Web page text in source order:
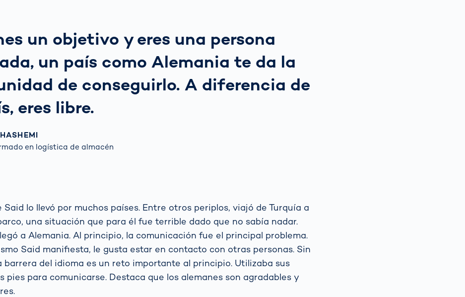
un objetivo y eres una persona
un país como Alemania te da la
de conseguirlo. A diferencia de
eres libre.
en logística de almacén
Said lo llevó por muchos países. Entre otros periplos, viajó de Turquía a
una situación que para él fue terrible dado que no sabía nadar.
a Alemania. Al principio, la comunicación fue el principal problema.
Said manifiesta, le gusta estar en contacto con otras personas. Sin
barrera del idioma es un reto importante al principio. Utilizaba sus
pies para comunicarse. Destaca que los alemanes son agradables y